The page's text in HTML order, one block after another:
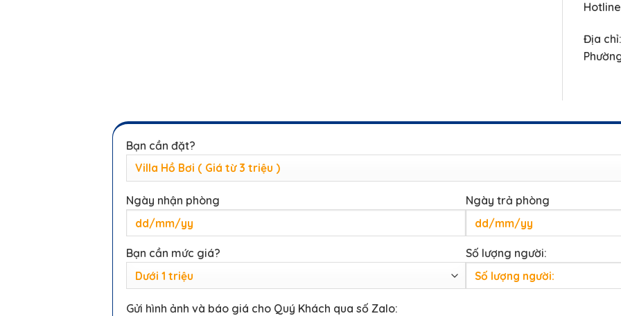
Địa
Bạn cần đặt?
Ngày nhận phòng Ngày trả phòng
Bạn cần mức giá? Số lượng người:
Gửi hình ảnh và báo giá cho Quý Khách qua số Zalo: